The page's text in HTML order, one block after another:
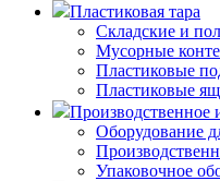
Пластиковая тара
Складские и
Мусорные
Пластиковые
Пластиковые
Производственное
Оборудование
Упаковочное